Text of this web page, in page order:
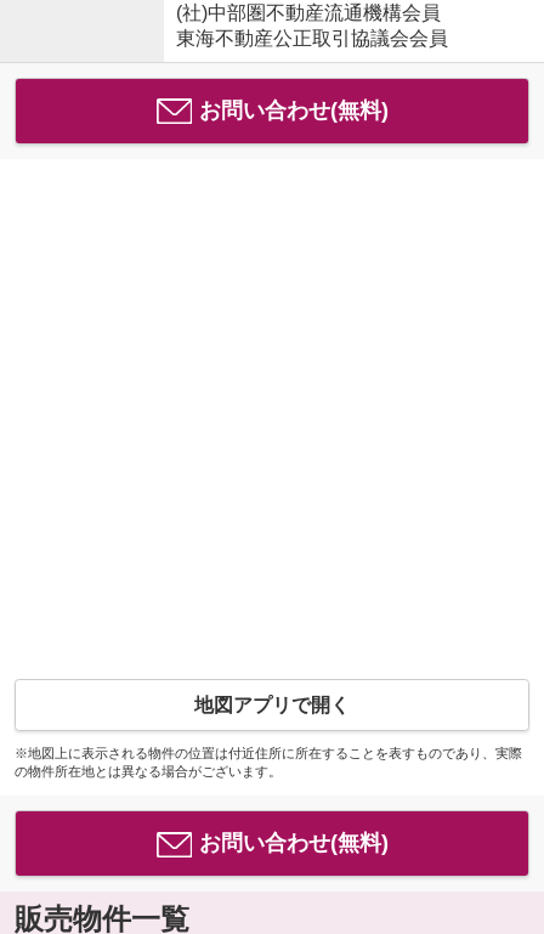
(社)中部圏不動産流通機構会員
東海不動産公正取引協議会会員
お問い合わせ(無料)
地図アプリで開く
※地図上に表示される物件の位置は付近住所に所在することを表すものであり、実際
の物件所在地とは異なる場合がございます。
お問い合わせ(無料)
販売物件一覧